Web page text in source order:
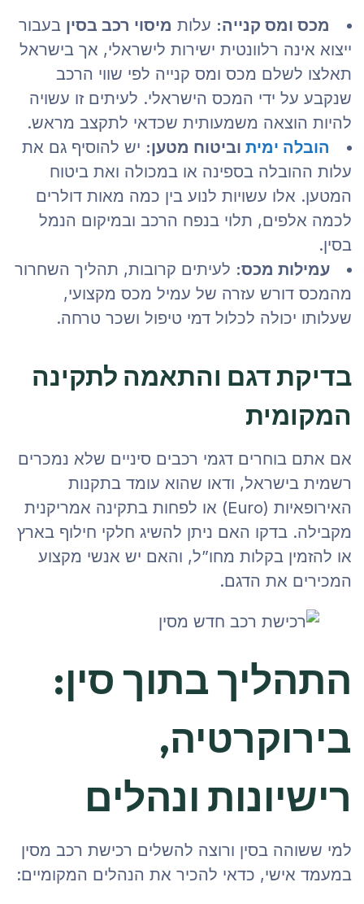
מכס ומס קנייה:עלותמיסוי רכב בסיןבעבור
ייצוא אינה רלוונטית ישירות לישראלי, אך בישראל
תאלצו לשלם מכס ומס קנייה לפי שווי הרכב
שנקבע על ידי המכס הישראלי. לעיתים זו עשויה
להיות הוצאה משמעותית שכדאי לתקצב מראש.
הובלה ימיתוביטוח מטען:יש להוסיף גם את
עלות ההובלה בספינה או במכולה ואת ביטוח
המטען. אלו עשויות לנוע בין כמה מאות דולרים
לכמה אלפים, תלוי בנפח הרכב ובמיקום הנמל
בסין.
עמילות מכס:לעיתים קרובות, תהליך השחרור
מהמכס דורש עזרה של עמיל מכס מקצועי,
שעלותו יכולה לכלול דמי טיפול ושכר טרחה.
בדיקת דגם והתאמה לתקינה
המקומית
אם אתם בוחרים דגמי רכבים סיניים שלא נמכרים
רשמית בישראל, ודאו שהוא עומד בתקנות
האירופאיות (Euro) או לפחות בתקינה אמריקנית
מקבילה. בדקו האם ניתן להשיג חלקי חילוף בארץ
או להזמין בקלות מחו”ל, והאם יש אנשי מקצוע
המכירים את הדגם.
התהליך בתוך סין:
בירוקרטיה,
רישיונות ונהלים
למי ששוהה בסין ורוצה להשלים רכישת רכב מסין
במעמד אישי, כדאי להכיר את הנהלים המקומיים: